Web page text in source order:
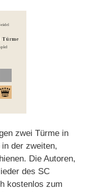
zwei Türme in
der zweiten,
Die Autoren,
des SC
kostenlos zum